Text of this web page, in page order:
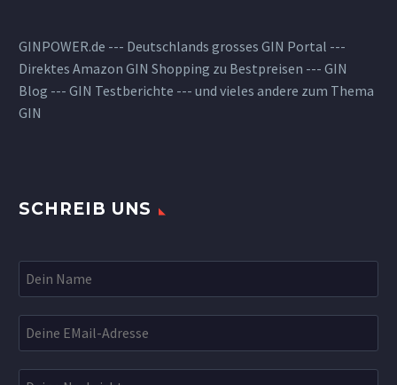
GINPOWER.de --- Deutschlands grosses GIN Portal ---
Direktes Amazon GIN Shopping zu Bestpreisen --- GIN
Blog --- GIN Testberichte --- und vieles andere zum Thema
GIN
SCHREIB UNS